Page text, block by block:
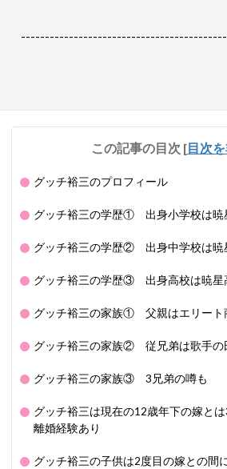
この記事の目次 [目次
グッチ裕三のプロフィール
グッチ裕三の学歴① 出身小学校は暁
グッチ裕三の学歴② 出身中学校は暁
グッチ裕三の学歴③ 出身高校は暁星
グッチ裕三の家族① 父親はエリート
グッチ裕三の家族② 従兄弟は歌手の
グッチ裕三の家族③ 3兄弟の噂も
グッチ裕三は現在の12歳年下の嫁と
離婚経験あり
グッチ裕三の子供は2度目の嫁との間